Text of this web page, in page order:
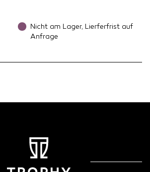
Nicht am Lager, Lierferfrist auf
Anfrage